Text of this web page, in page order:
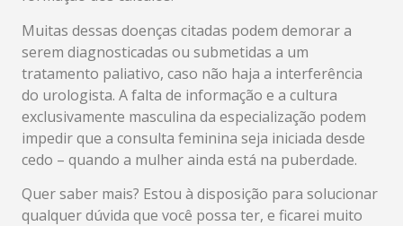
Muitas dessas doenças citadas podem demorar a
serem diagnosticadas ou submetidas a um
tratamento paliativo, caso não haja a interferência
do urologista. A falta de informação e a cultura
exclusivamente masculina da especialização podem
impedir que a consulta feminina seja iniciada desde
cedo – quando a mulher ainda está na puberdade.
Quer saber mais? Estou à disposição para solucionar
qualquer dúvida que você possa ter, e ficarei muito